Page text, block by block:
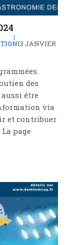
13 JANVIER
des
être
via
et contribuer
page